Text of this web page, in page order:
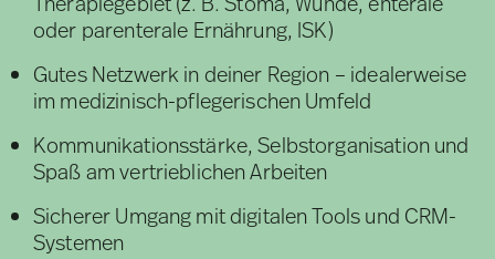
oder parenterale Ernährung, ISK)
Gutes Netzwerk in deiner Region – idealerweise
im medizinisch-pflegerischen Umfeld
Kommunikationsstärke, Selbstorganisation und
Spaß am vertrieblichen Arbeiten
Sicherer Umgang mit digitalen Tools und CRM-
Systemen